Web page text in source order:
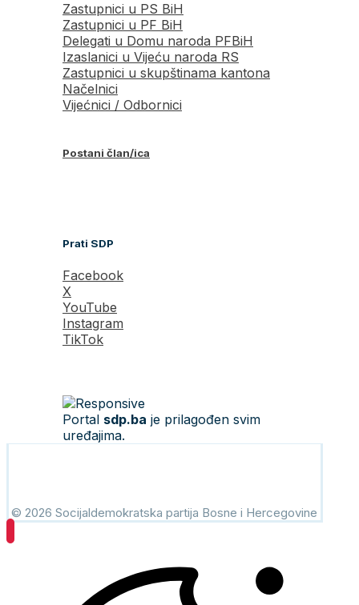
Zastupnici u PS BiH
Zastupnici u PF BiH
Delegati u Domu naroda PFBiH
Izaslanici u Vijeću naroda RS
Zastupnici u skupštinama kantona
Načelnici
Vijećnici / Odbornici
Postani član/ica
Prati SDP
Facebook
X
YouTube
Instagram
TikTok
Portal sdp.ba je prilagođen svim
uređajima.
© 2026 Socijaldemokratska partija Bosne i Hercegovine